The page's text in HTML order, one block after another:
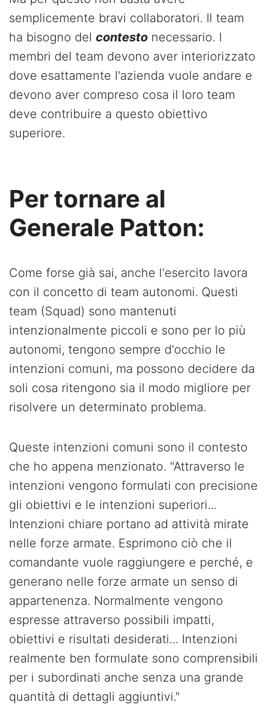
semplicemente bravi collaboratori. Il team
ha bisogno del contesto necessario. I
membri del team devono aver interiorizzato
dove esattamente l'azienda vuole andare e
devono aver compreso cosa il loro team
deve contribuire a questo obiettivo
superiore.
Per tornare al
Generale Patton:
Come forse già sai, anche l'esercito lavora
con il concetto di team autonomi. Questi
team (Squad) sono mantenuti
intenzionalmente piccoli e sono per lo più
autonomi, tengono sempre d'occhio le
intenzioni comuni, ma possono decidere da
soli cosa ritengono sia il modo migliore per
risolvere un determinato problema.
Queste intenzioni comuni sono il contesto
che ho appena menzionato. "Attraverso le
intenzioni vengono formulati con precisione
gli obiettivi e le intenzioni superiori...
Intenzioni chiare portano ad attività mirate
nelle forze armate. Esprimono ciò che il
comandante vuole raggiungere e perché, e
generano nelle forze armate un senso di
appartenenza. Normalmente vengono
espresse attraverso possibili impatti,
obiettivi e risultati desiderati... Intenzioni
realmente ben formulate sono comprensibili
per i subordinati anche senza una grande
quantità di dettagli aggiuntivi."